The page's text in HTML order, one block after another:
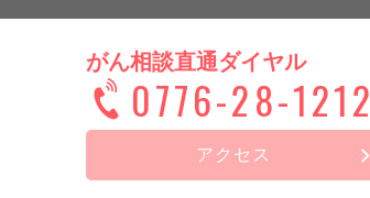
がん相談直通ダイヤル
0776-28-1212
アクセス